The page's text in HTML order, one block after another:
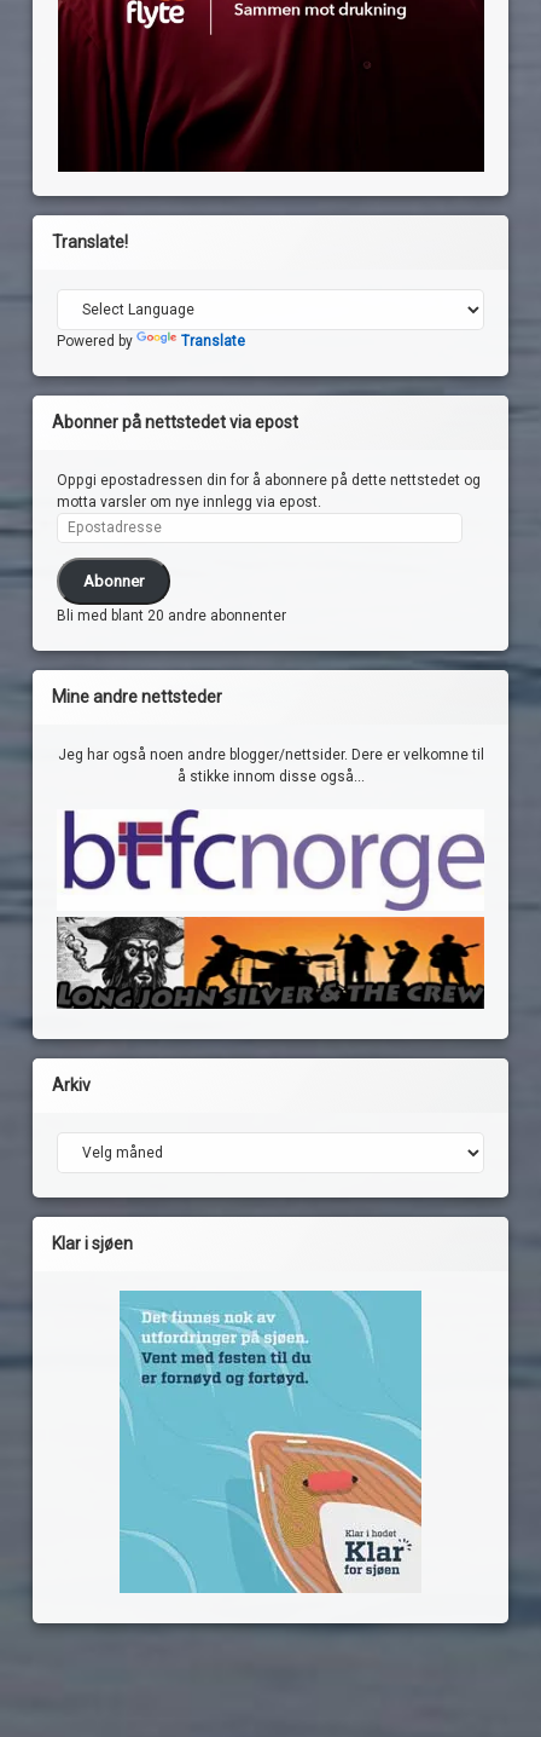
Translate!
Powered by Translate
Abonner på nettstedet via epost
Oppgi epostadressen din for å abonnere på dette nettstedet og
motta varsler om nye innlegg via epost.
Epostadresse
Abonner
Bli med blant 20 andre abonnenter
Mine andre nettsteder
Jeg har også noen andre blogger/nettsider. Dere er velkomne til
å stikke innom disse også...
Arkiv
Klar i sjøen